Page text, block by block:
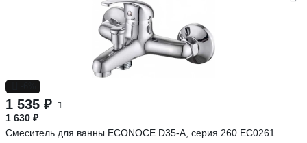
1 535 ₽
1 630 ₽
Смеситель для ванны ECONOCE D35-A, серия 260 EC0261